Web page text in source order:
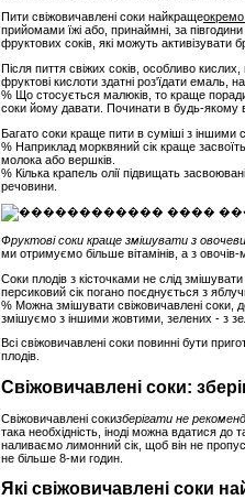
Пити свіжовичавлені соки найкращеокремо
прийомами їжі або, принаймні, за
фруктових соків, які можуть активізувати
Після пиття свіжих соків, особливо
фруктові кислоти здатні роз'їдати емаль,
% Що стосується малюків, то краще
соки йому давати. Починати в будь-якому
Багато соки краще пити в суміші з іншими
% Наприклад морквяний сік краще
молока або вершків.
% Кілька крапель олії підвищать
речовини.
Фруктові соки краще змішувати з
ми отримуємо більше вітамінів, а з
Соки плодів з кісточками не слід
персиковий сік погано поєднується з
% Можна змішувати свіжовичавлені соки,
змішуємо з іншими жовтими, зелених - з
Всі свіжовичавлені соки повинні бути
плодів.
Свіжовичавлені соки:
Свіжовичавлені сокизберігати не
така необхідність, іноді можна вдатися
наливаємо лимонний сік, щоб він не
не більше 8-ми годин.
Які свіжовичавлені соки